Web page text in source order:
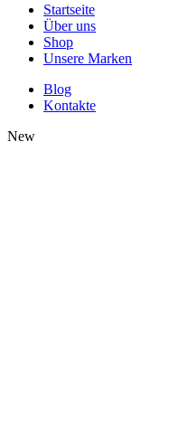
Startseite
Über uns
Shop
Unsere Marken
Blog
Kontakte
New